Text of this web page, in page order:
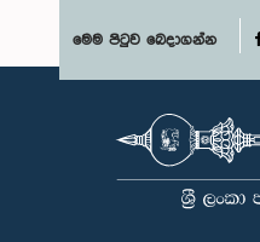
මෙම පිටුව බෙදාගන්න